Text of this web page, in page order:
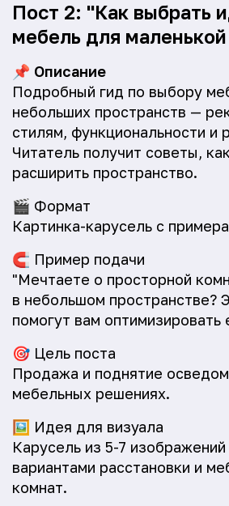
Пост 2: "Как выбрать
мебель для
📌 Описание
Подробный гид по выбору
небольших пространств —
стилям, функциональности и
Читатель получит советы,
расширить пространство.
🎬 Формат
Картинка-карусель с
🧲 Пример подачи
"Мечтаете о просторной
в небольшом пространстве?
помогут вам оптимизировать
🎯 Цель поста
Продажа и поднятие
мебельных решениях.
🖼️ Идея для визуала
Карусель из 5-7
вариантами расстановки и
комнат.